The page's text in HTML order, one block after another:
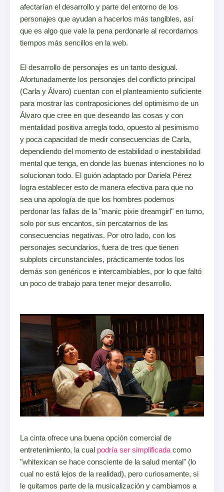
afectarían el desarrollo y parte del entorno de los
personajes que ayudan a hacerlos más tangibles, así
que es algo que vale la pena perdonarle al recordarnos
tiempos más sencillos en la web.
El desarrollo de personajes es un tanto desigual.
Afortunadamente los personajes del conflicto principal
(Carla y Álvaro) cuentan con el planteamiento suficiente
para mostrar las contraposiciones del optimismo de un
Álvaro que cree en que deseando las cosas y con
mentalidad positiva arregla todo, opuesto al pesimismo
y poca capacidad de medir consecuencias de Carla,
dependiendo del momento de estabilidad o inestabilidad
mental que tenga, en donde las buenas intenciones no lo
solucionan todo. El guión adaptado por Dariela Pérez
logra establecer esto de manera efectiva para que no
sea una apología de que los hombres podemos
perdonar las fallas de la "manic pixie dreamgirl" en turno,
solo por sus encantos, sin percatarnos de las
consecuencias negativas. Por otro lado, con los
personajes secundarios, fuera de tres que tienen
subplots circunstanciales, prácticamente todos los
demás son genéricos e intercambiables, por lo que faltó
un poco de trabajo para tener mejor desarrollo.
La cinta ofrece una buena opción comercial de
entretenimiento, la cual podría ser simplificada como
"whitexican se hace consciente de la salud mental" (lo
cual no está lejos de la realidad), pero curiosamente, si
le quitamos parte de la musicalización y cambiamos a